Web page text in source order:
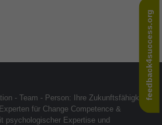
600
feedback4success.org
- Team - Person: Ihre Zukunftsfähigkeit
für Change Competence &
psychologischer Expertise und